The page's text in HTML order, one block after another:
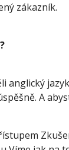
zákazník.
anglický
A